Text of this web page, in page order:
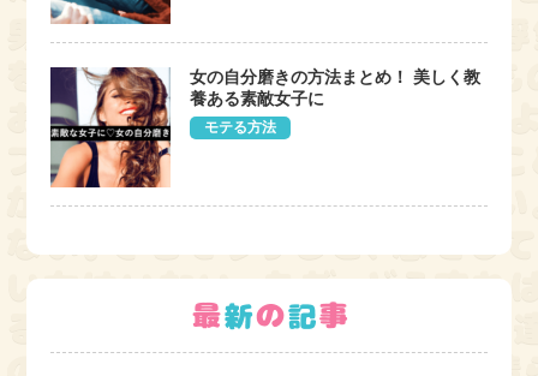
女の自分磨きの方法まとめ！ 美しく教
養ある素敵女子に
モテる方法